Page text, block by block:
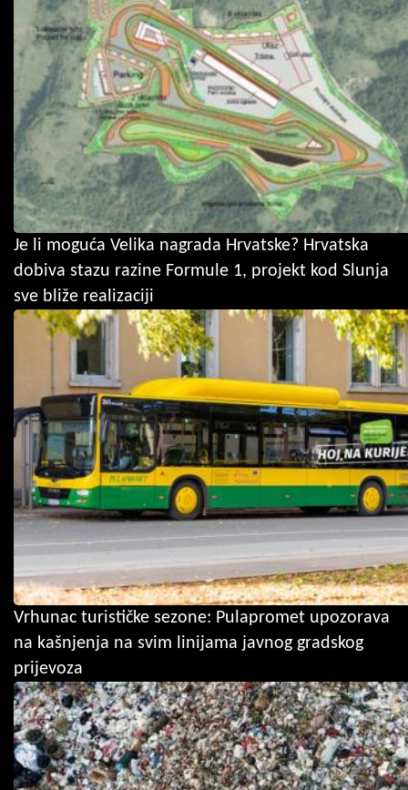
Je li moguća Velika nagrada Hrvatske? Hrvatska
dobiva stazu razine Formule 1, projekt kod Slunja
sve bliže realizaciji
Vrhunac turističke sezone: Pulapromet upozorava
na kašnjenja na svim linijama javnog gradskog
prijevoza